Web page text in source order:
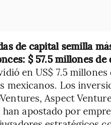
de capital semilla
$ 57.5 millones de
en US$ 7.5
mexicanos. Los
Aspect
apostado por